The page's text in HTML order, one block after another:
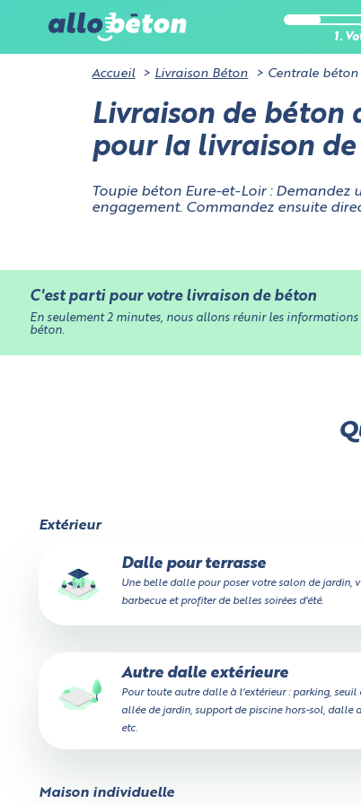
1.
Accueil Livraison Béton Centrale
Livraison de béton
pour la livraison
Toupie béton Eure-et-Loir : Demandez
engagement. Commandez ensuite
C'est parti pour votre livraison de béton
En seulement 2 minutes, nous allons réunir les
béton.
Extérieur
Dalle pour terrasse
Une belle dalle pour poser votre salon de jardin,
barbecue et profiter de belles soirées d'été.
Autre dalle extérieure
Pour toute autre dalle à l'extérieur : parking, seuil
allée de jardin, support de piscine hors-sol, dalle
etc.
Maison individuelle